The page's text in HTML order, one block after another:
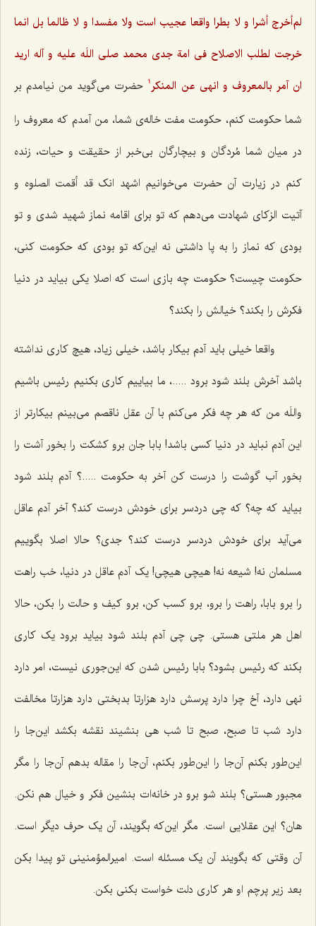
لم‌أخرج أشرا و لا بطرا واقعا عجیب است ولا مفسدا و لا ظالما بل انما
خرجت لطلب الاصلاح فى امة جدى محمد صلى اللَه علیه و آله ارید
ان آمر بالمعروف و انهى عن المنکر 1
حضرت می‌گوید من نیامدم بر
شما حکومت کنم، حکومت مفت خاله‌ی شما، من آمدم که معروف را
در میان شما مُردگان و بیچارگان بی‌خبر از حقیقت و حیات، زنده
کنم در زیارت آن حضرت می‌خوانیم اشهد انک قد أقمت الصلوه و
آتیت الزکای شهادت می‌دهم که تو برای اقامه نماز شهید شدی و تو
بودی که نماز را به پا داشتی نه این‌که تو بودی که حکومت کنی،
حکومت چیست؟ حکومت چه بازی است که اصلا یکی بیاید در دنیا
فکرش را بکند؟ خیالش را بکند؟
واقعا خیلی باید آدم بیکار باشد، خیلی زیاد، هیچ کاری نداشته
باشد آخرش بلند شود برود .....، ما بیاییم کاری بکنیم رئیس باشیم
واللَه من که هر چه فکر می‌کنم با آن عقل ناقصم می‌بینم بیکارتر از
این آدم نباید در دنیا کسی باشد! بابا جان برو کشکت را بخور آشت را
بخور آب گوشت را درست کن آخر به حکومت .....؟ آدم بلند شود
بیاید که چه؟ که چی دردسر برای خودش درست کند؟ آخر آدم عاقل
می‌آید برای خودش دردسر درست کند؟ جدی؟ حالا اصلا بگوییم
مسلمان نه! شیعه نه! هیچی هیچی! یک آدم عاقل در دنیا، خب راهت
را برو بابا، راهت را برو، برو کسب کن، برو کیف و حالت را بکن، حالا
اهل هر ملتی هستی. چی چی آدم بلند شود بیاید برود یک کاری
بکند که رئیس بشود؟ بابا رئیس شدن که این‌جوری نیست، امر دارد
نهی دارد، آخ چرا دارد پرسش دارد هزارتا بدبختی دارد هزارتا مخالفت
دارد شب تا صبح، صبح تا شب هی بنشیند نقشه بکشد این‌جا را
این‌طور بکنم آن‌جا را این‌طور بکنم، آن‌جا را مقاله بدهم آن‌جا را مگر
مجبور هستی؟ بلند شو برو در خانه‌ات بنشین فکر و خیال هم نکن.
هان؟ این عقلایی است. مگر این‌که بگویند، آن یک حرف دیگر است.
آن وقتی که بگویند آن یک مسئله است. امیرالمؤمنینی تو پیدا بکن
بعد زیر پرچم او هر کاری دلت خواست بکنی بکن.